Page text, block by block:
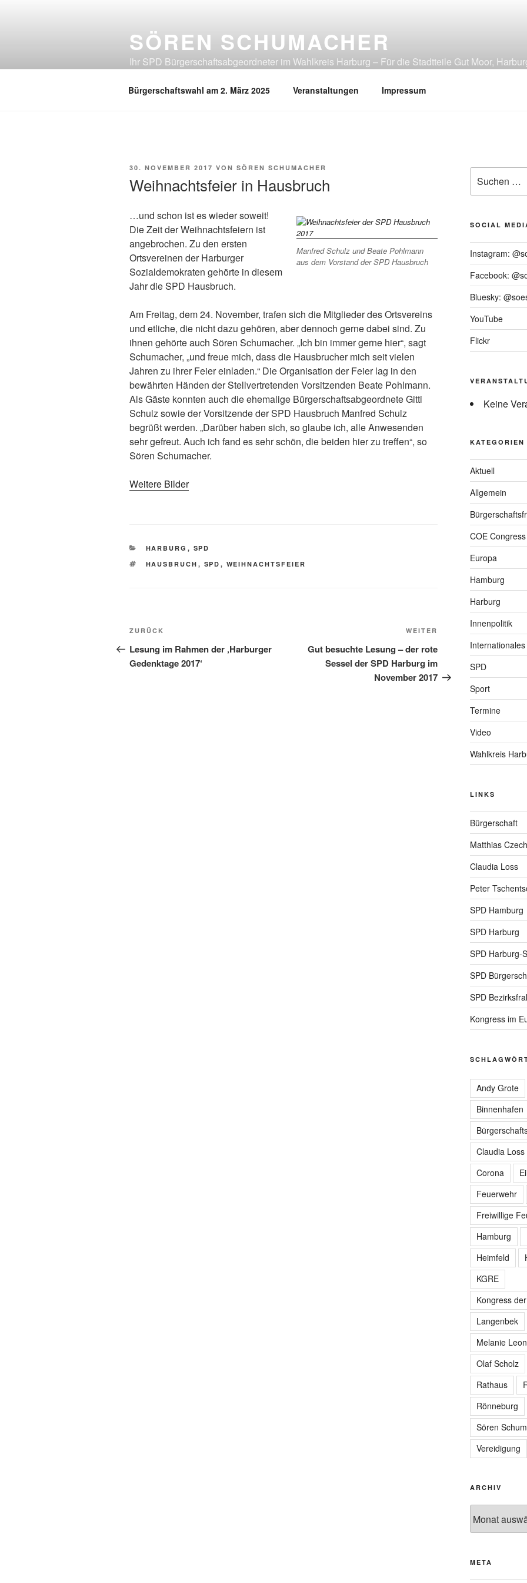
SÖREN SCHUMACHER
Ihr SPD Bürgerschaftsabgeordneter im Wahlkreis Harburg – Für die Stadtteile Gut Moor,
Bürgerschaftswahl am 2. März 2025 Veranstaltungen Impressum
VERÖFFENTLICHT
30. NOVEMBER 2017 VON SÖREN SCHUMACHER
Weihnachtsfeier in Hausbruch
Manfred Schulz und Beate Pohlmann
aus dem Vorstand der SPD Hausbruch
…und schon ist es wieder soweit!
Die Zeit der Weihnachtsfeiern ist
angebrochen. Zu den ersten
Ortsvereinen der Harburger
Sozialdemokraten gehörte in diesem
Jahr die SPD Hausbruch.
Am Freitag, dem 24. November, trafen sich die Mitglieder des Ortsvereins
und etliche, die nicht dazu gehören, aber dennoch gerne dabei sind. Zu
ihnen gehörte auch Sören Schumacher. „Ich bin immer gerne hier“, sagt
Schumacher, „und freue mich, dass die Hausbrucher mich seit vielen
Jahren zu ihrer Feier einladen.“ Die Organisation der Feier lag in den
bewährten Händen der Stellvertretenden Vorsitzenden Beate Pohlmann.
Als Gäste konnten auch die ehemalige Bürgerschaftsabgeordnete Gitti
Schulz sowie der Vorsitzende der SPD Hausbruch Manfred Schulz
begrüßt werden. „Darüber haben sich, so glaube ich, alle Anwesenden
sehr gefreut. Auch ich fand es sehr schön, die beiden hier zu treffen“, so
Sören Schumacher.
Weitere Bilder
KATEGORIEN
HARBURG , SPD
SCHLAGWÖRTER
HAUSBRUCH , SPD , WEIHNACHTSFEIER
Beitragsnavigation
Vorheriger
Beitrag
ZURÜCK
Lesung im Rahmen der ‚Harburger
Gedenktage 2017‘
Nächster
Beitrag
WEITER
Gut besuchte Lesung – der rote
Sessel der SPD Harburg im
November 2017
nach:
SOCIAL
Instagram:
Facebook:
Bluesky:
YouTube
Flickr
Keine
KATEGORIEN
Aktuell
Allgemein
COE Congress
Europa
Hamburg
Harburg
Innenpolitik
Internationales
SPD
Sport
Termine
Video
Wahlkreis
LINKS
Bürgerschaft
Matthias Czech
Claudia Loss
Peter
SPD Hamburg
SPD Harburg
SPD Harburg-
SPD
SPD
Kongress im
Andy Grote
Binnenhafen
Claudia Loss
Corona
Feuerwehr
Freiwillige
Hamburg
Heimfeld
KGRE
Kongress
Langenbek
Melanie
Olaf Scholz
Rathaus
Rönneburg
Sören
Vereidigung
ARCHIV
META